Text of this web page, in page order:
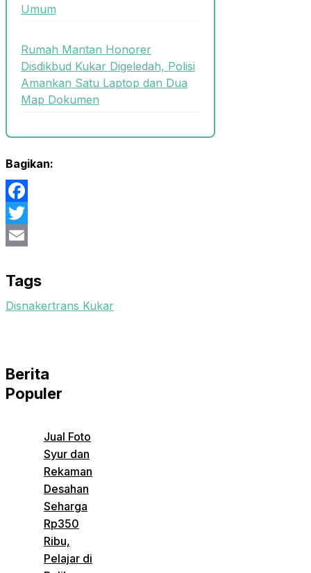
Umum
Rumah Mantan Honorer
Disdikbud Kukar Digeledah, Polisi
Amankan Satu Laptop dan Dua
Map Dokumen
Bagikan:
Facebook
Twitter
Tags
Disnakertrans Kukar
Berita
Populer
Jual Foto
Syur dan
Rekaman
Desahan
Seharga
Rp350
Ribu,
Pelajar di